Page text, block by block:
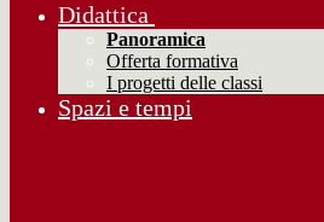
Didattica
Panoramica
Offerta formativa
I progetti delle classi
Spazi e tempi